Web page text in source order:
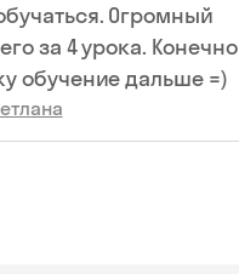
Огромный
за 4 урока. Конечно
обучение дальше =)